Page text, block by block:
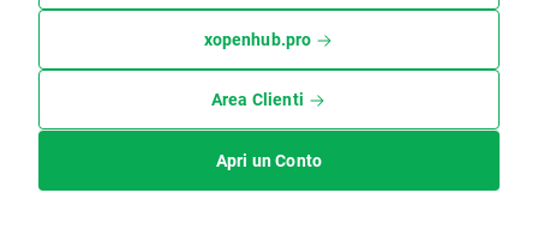
xopenhub.pro
Area Clienti
Apri un Conto